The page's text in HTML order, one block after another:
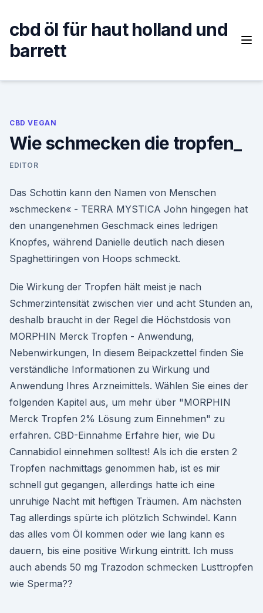
content
cbd öl für haut holland und
barrett
CBD VEGAN
Wie schmecken die tropfen_
EDITOR
Das Schottin kann den Namen von Menschen
»schmecken« - TERRA MYSTICA John hingegen hat
den unangenehmen Geschmack eines ledrigen
Knopfes, während Danielle deutlich nach diesen
Spaghettiringen von Hoops schmeckt.
Die Wirkung der Tropfen hält meist je nach
Schmerzintensität zwischen vier und acht Stunden an,
deshalb braucht in der Regel die Höchstdosis von
MORPHIN Merck Tropfen - Anwendung,
Nebenwirkungen, In diesem Beipackzettel finden Sie
verständliche Informationen zu Wirkung und
Anwendung Ihres Arzneimittels. Wählen Sie eines der
folgenden Kapitel aus, um mehr über "MORPHIN
Merck Tropfen 2% Lösung zum Einnehmen" zu
erfahren. CBD-Einnahme Erfahre hier, wie Du
Cannabidiol einnehmen solltest! Als ich die ersten 2
Tropfen nachmittags genommen hab, ist es mir
schnell gut gegangen, allerdings hatte ich eine
unruhige Nacht mit heftigen Träumen. Am nächsten
Tag allerdings spürte ich plötzlich Schwindel. Kann
das alles vom Öl kommen oder wie lang kann es
dauern, bis eine positive Wirkung eintritt. Ich muss
auch abends 50 mg Trazodon schmecken Lusttropfen
wie Sperma??